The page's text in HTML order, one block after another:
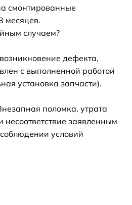
смонтированные
месяцев.
случаем?
дефекта,
с выполненной работой
установка запчасти).
поломка, утрата
несоответствие заявленным
условий